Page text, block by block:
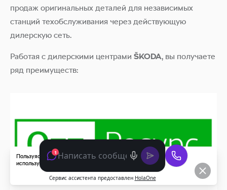
продаж оригинальных деталей для независимых
станций техобслуживания через действующую
дилерскую сеть.
Работая с дилерскими центрами ŠKODA, вы получаете
ряд преимуществ:
Пользуясь данным сайтом, вы соглашаетесь с тем, что мы
используем